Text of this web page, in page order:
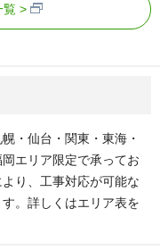
覧
・仙台・関東・東海・
エリア限定で承ってお
り、工事対応が可能な
。詳しくはエリア表を